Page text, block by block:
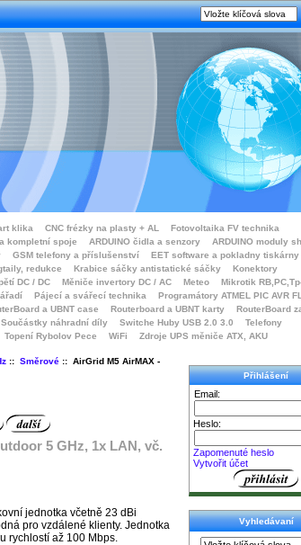
klika CNC frézky na plasty + AL
Fotovoltaika FV technika
kompletní spoje ARDUINO čidla a senzory
ARDUINO moduly
GSM telefony a příslušenství
EET software a pokladny tiskárny
redukce Krabice sáčky antistatické sáčky
Konektory
DC / DC Měniče invertory DC / AC Meteo
Mikrotik
Pájecí a svářecí technika
Programátory ATMEL PIC AVR
a UBNT case Routerboard a UBNT karty
RouterBoard
Součástky náhradní díly Switche Huby USB 2.0 3.0
Telefony
Topení Rybolov Pece WiFi Zdroje UPS měniče ATX, AKU
:: Směrové:: AirGrid M5 AirMAX -
5 GHz, 1x LAN, vč.
jednotka včetně 23 dBi
pro vzdálené klienty. Jednotka
rychlostí až 100 Mbps.
Přihlášení
Email:
Heslo:
Zapomenuté heslo
Vytvořit účet
Vyhledávaní